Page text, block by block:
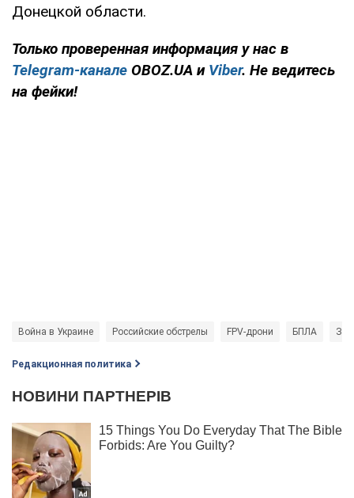
Донецкой области.
Только проверенная информация у нас в
Telegram-канале OBOZ.UA и Viber. Не ведитесь
на фейки!
Война в Украине Российские обстрелы FPV-дрони БПЛА
Редакционная политика